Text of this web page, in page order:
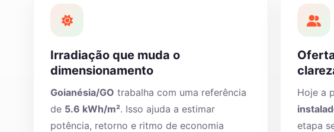
Irradiação que muda o
dimensionamento
Goianésia/GO trabalha com uma referência
de 5.6 kWh/m². Isso ajuda a estimar
potência, retorno e ritmo de economia
Hoje a
etapa